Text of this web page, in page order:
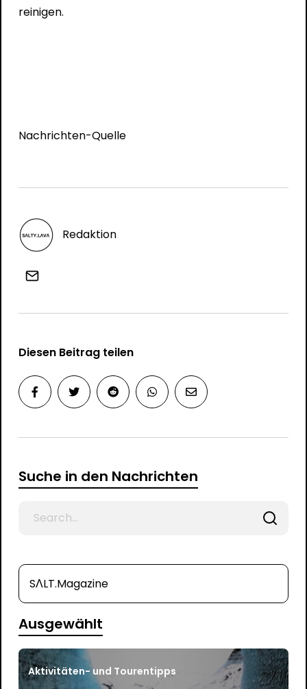
reinigen.
Nachrichten-Quelle
Redaktion
Diesen Beitrag teilen
Suche in den Nachrichten
SΛLT.Magazine
Ausgewählt
Aktivitäten- und Tourentipps